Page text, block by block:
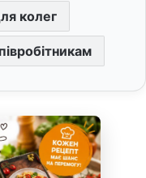
колег